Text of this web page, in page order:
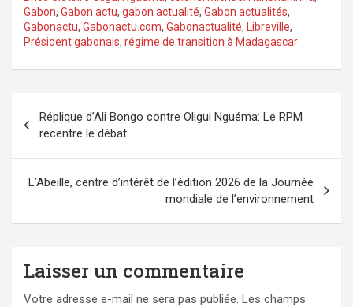
Gabon, Gabon actu, gabon actualité, Gabon actualités,
Gabonactu, Gabonactu.com, Gabonactualité, Libreville,
Président gabonais, régime de transition à Madagascar
de
l’article
Réplique d’Ali Bongo contre Oligui Nguéma: Le RPM
recentre le débat
L’Abeille, centre d’intérêt de l’édition 2026 de la Journée
mondiale de l’environnement
Laisser un commentaire
Votre adresse e-mail ne sera pas publiée. Les champs